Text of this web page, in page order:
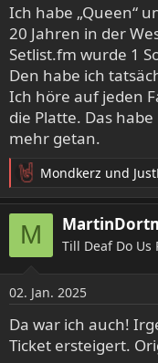
Ich habe „Queen“
20 Jahren in der
Setlist.fm wurde 1
Den habe ich
Ich höre auf jeden
die Platte. Das
mehr getan.
R
e
a
n
e
n
:
Mondkerz und
M Till Deaf Do Us
02. Jan. 2025
Da war ich auch!
Ticket ersteigert.